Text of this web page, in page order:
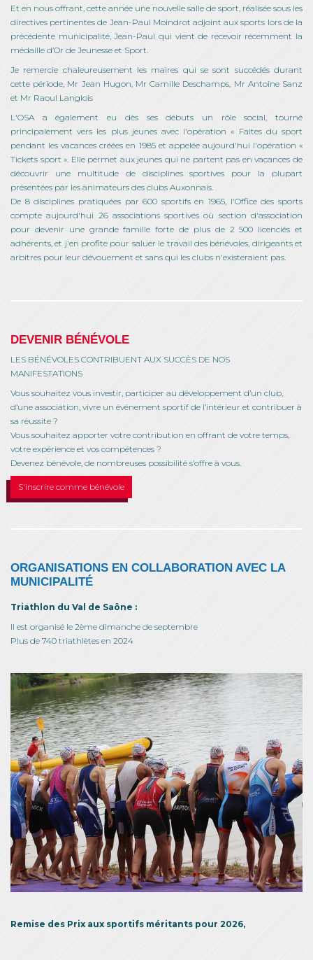
Et en nous offrant, cette année une nouvelle salle de sport, réalisée sous les
directives pertinentes de Jean-Paul Moindrot adjoint aux sports lors de la
précédente municipalité, Jean-Paul qui vient de recevoir récemment la
médaille d’Or de Jeunesse et Sport.
Je remercie chaleureusement les maires qui se sont succédés durant
cette période, Mr Jean Hugon, Mr Camille Deschamps, Mr Antoine Sanz
et Mr Raoul Langlois
L'OSA a également eu dès ses débuts un rôle social, tourné
principalement vers les plus jeunes avec l'opération « Faites du sport
pendant les vacances créées en 1985 et appelée aujourd'hui l'opération «
Tickets sport ». Elle permet aux jeunes qui ne partent pas en vacances de
découvrir une multitude de disciplines sportives pour la plupart
présentées par les animateurs des clubs Auxonnais.
De 8 disciplines pratiquées par 600 sportifs en 1965, l'Office des sports
compte aujourd'hui 26 associations sportives où section d'association
pour devenir une grande famille forte de plus de 2 500 licenciés et
adhérents, et j'en profite pour saluer le travail des bénévoles, dirigeants et
arbitres pour leur dévouement et sans qui les clubs n'existeraient pas.
DEVENIR BÉNÉVOLE
LES BÉNÉVOLES CONTRIBUENT AUX SUCCÈS DE NOS
MANIFESTATIONS
Vous souhaitez vous investir, participer au développement d’un club,
d’une association, vivre un événement sportif de l’intérieur et contribuer à
sa réussite ?
Vous souhaitez apporter votre contribution en offrant de votre temps,
votre expérience et vos compétences ?
Devenez bénévole, de nombreuses possibilité s’offre à vous.
S'inscrire comme bénévole
ORGANISATIONS EN COLLABORATION AVEC LA
MUNICIPALITÉ
Triathlon du Val de Saône :
Il est organisé le 2ème dimanche de septembre
Plus de 740 triathlètes en 2024
Remise des Prix aux sportifs méritants pour 2026,